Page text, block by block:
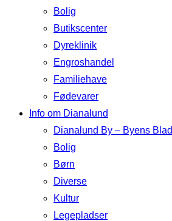
Bolig
Butikscenter
Dyreklinik
Engroshandel
Familiehave
Fødevarer
Info om Dianalund
Dianalund By – Byens Blad
Bolig
Børn
Diverse
Kultur
Legepladser